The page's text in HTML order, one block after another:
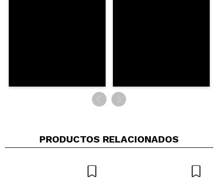
PRODUCTOS RELACIONADOS